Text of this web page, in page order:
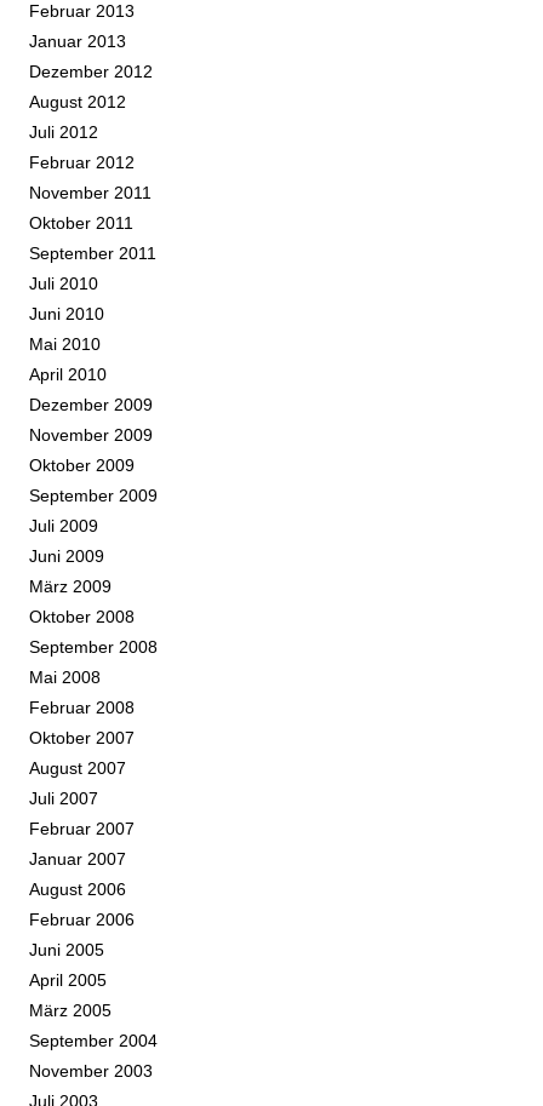
Februar 2013
Januar 2013
Dezember 2012
August 2012
Juli 2012
Februar 2012
November 2011
Oktober 2011
September 2011
Juli 2010
Juni 2010
Mai 2010
April 2010
Dezember 2009
November 2009
Oktober 2009
September 2009
Juli 2009
Juni 2009
März 2009
Oktober 2008
September 2008
Mai 2008
Februar 2008
Oktober 2007
August 2007
Juli 2007
Februar 2007
Januar 2007
August 2006
Februar 2006
Juni 2005
April 2005
März 2005
September 2004
November 2003
Juli 2003